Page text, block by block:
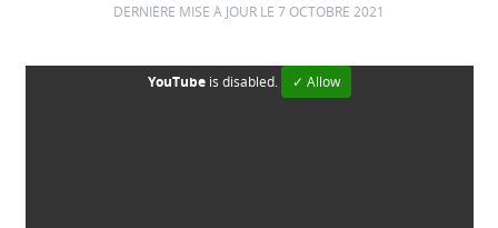
DERNIÈRE MISE À JOUR LE 7 OCTOBRE 2021
YouTubeis disabled. ✓ Allow